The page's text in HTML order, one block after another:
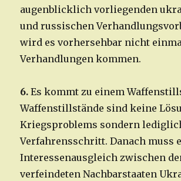
augenblicklich vorliegenden
und russischen
wird es vorhersehbar nicht
Verhandlungen kommen.
6. Es kommt zu einem
Waffenstillstände sind keine
Kriegsproblems sondern
Verfahrensschritt. Danach muss
Interessenausgleich zwischen
verfeindeten Nachbarstaaten